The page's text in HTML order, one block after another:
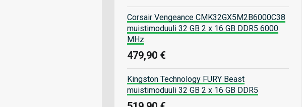
Corsair Vengeance CMK32GX5M2B6000C38
muistimoduuli 32 GB 2 x 16 GB DDR5 6000
MHz
479,90 €
Kingston Technology FURY Beast
muistimoduuli 32 GB 2 x 16 GB DDR5